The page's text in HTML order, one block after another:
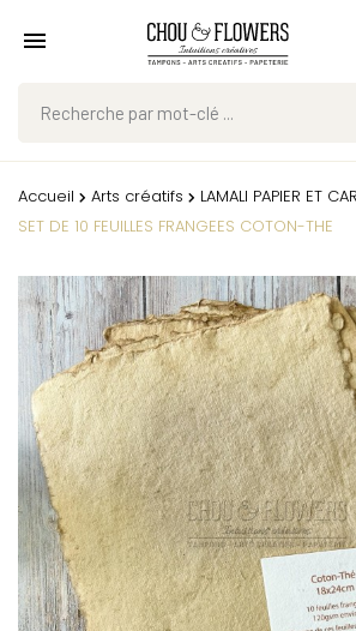
Accueil Arts créatifs
LAMALI PAPIER ET
SET DE 10 FEUILLES FRANGEES COTON-THE